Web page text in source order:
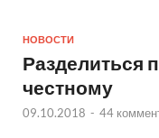
НОВОСТИ
Разделиться
честному
09.10.2018 - 44